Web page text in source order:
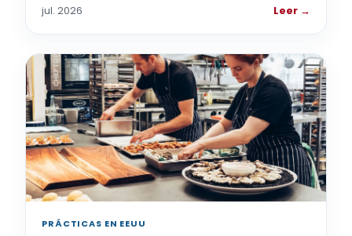
jul. 2026 Leer →
PRÁCTICAS EN EEUU